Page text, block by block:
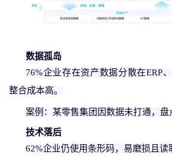
数据孤岛
76%企业存在资产数据分散在ERP
整合成本高。
案例：某零售集团因数据未打通，盘
技术落后
62%企业仍使用条形码，易磨损且读